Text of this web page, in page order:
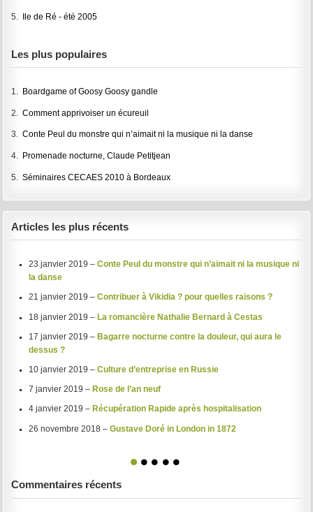
5. Ile de Ré - été 2005
Les plus populaires
1. Boardgame of Goosy Goosy gandle
2.Comment apprivoiser un écureuil
3.Conte Peul du monstre qui n’aimait ni la musique ni la danse
4. Promenade nocturne, Claude Petitjean
5.Séminaires CECAES 2010 à Bordeaux
Articles les plus récents
23 janvier 2019 – Conte Peul du monstre qui n’aimait ni la musique ni
la danse
21 janvier 2019 – Contribuer à Vikidia ? pour quelles raisons ?
18 janvier 2019 – La romancière Nathalie Bernard à Cestas
17 janvier 2019 – Bagarre nocturne contre la douleur, qui aura le
dessus ?
10 janvier 2019 – Culture d’entreprise en Russie
7 janvier 2019 – Rose de l’an neuf
4 janvier 2019 – Récupération Rapide après hospitalisation
26 novembre 2018 – Gustave Doré in London in 1872
1 2 3 4 5
Commentaires récents